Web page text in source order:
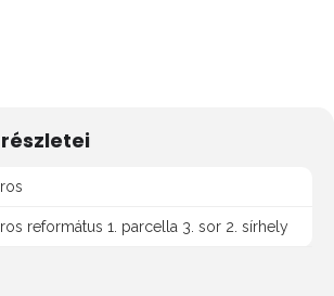
református 1. parcella 3. sor 2. sírhely